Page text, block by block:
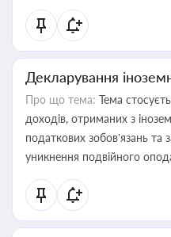
Декларування
Про що тема: Тема
доходів, отриманих з
податкових зобов’язань та
уникнення подвійного